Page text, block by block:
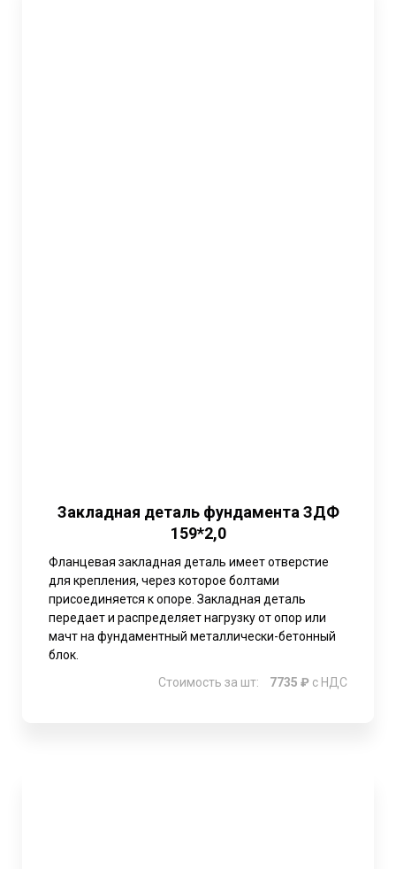
Закладная деталь фундамента ЗДФ
159*2,0
Фланцевая закладная деталь имеет отверстие
для крепления, через которое болтами
присоединяется к опоре. Закладная деталь
передает и распределяет нагрузку от опор или
мачт на фундаментный металлически-бетонный
блок.
Стоимость за шт: 7735 ₽ с НДС